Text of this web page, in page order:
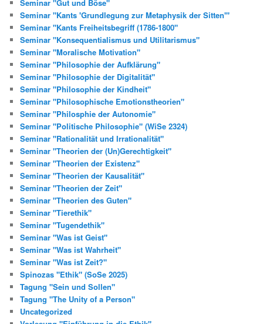
Seminar "Gut und Böse"
Seminar "Kants 'Grundlegung zur Metaphysik der Sitten'"
Seminar "Kants Freiheitsbegriff (1786-1800"
Seminar "Konsequentialismus und Utilitarismus"
Seminar "Moralische Motivation"
Seminar "Philosophie der Aufklärung"
Seminar "Philosophie der Digitalität"
Seminar "Philosophie der Kindheit"
Seminar "Philosophische Emotionstheorien"
Seminar "Philosphie der Autonomie"
Seminar "Politische Philosophie" (WiSe 2324)
Seminar "Rationalität und Irrationalität"
Seminar "Theorien der (Un)Gerechtigkeit"
Seminar "Theorien der Existenz"
Seminar "Theorien der Kausalität"
Seminar "Theorien der Zeit"
Seminar "Theorien des Guten"
Seminar "Tierethik"
Seminar "Tugendethik"
Seminar "Was ist Geist"
Seminar "Was ist Wahrheit"
Seminar "Was ist Zeit?"
Spinozas "Ethik" (SoSe 2025)
Tagung "Sein und Sollen"
Tagung "The Unity of a Person"
Uncategorized